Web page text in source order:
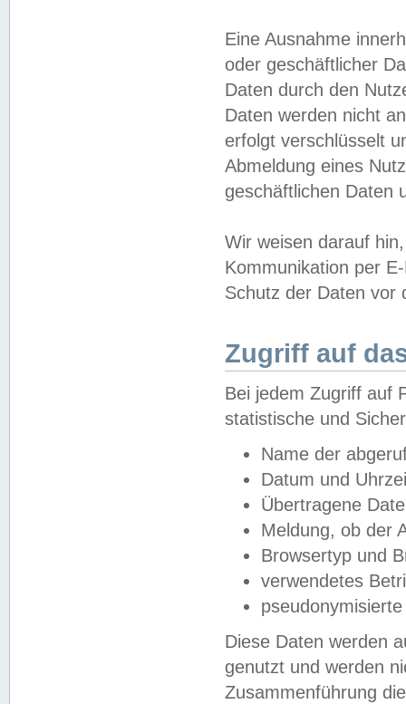
Eine Ausnahme
oder geschäftlicher
Daten durch den
Daten werden nicht
erfolgt verschlüsselt
Abmeldung eines
geschäftlichen Daten
Wir weisen darauf
Kommunikation per
Schutz der Daten vor
Zugriff auf
Bei jedem Zugriff auf
statistische und
Name der
Datum und
Übertragene
Meldung, ob der
Browsertyp und
verwendetes
Diese Daten werden
genutzt und werden
Zusammenführung